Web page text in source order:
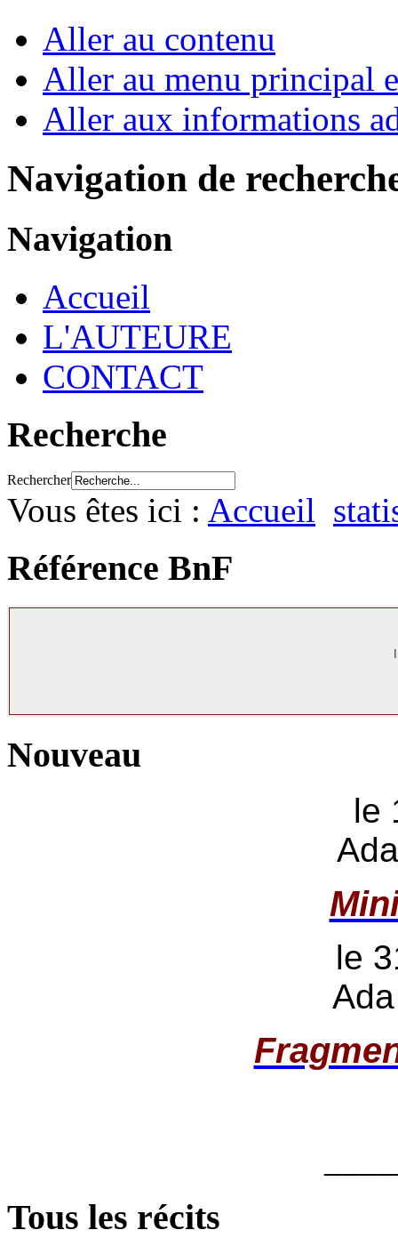
Aller au contenu
Aller au menu principal
Aller aux informations
Navigation de
Navigation
Accueil
L'AUTEURE
CONTACT
Recherche
Rechercher
Vous êtes ici : Accueil
Référence BnF
Nouveau
le
le
Tous les récits